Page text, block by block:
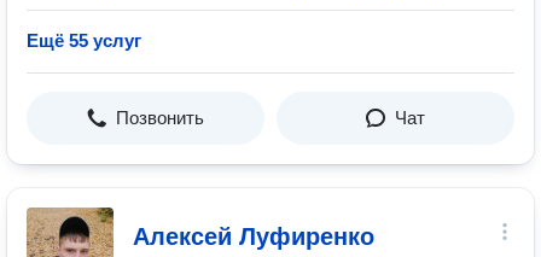
Ещё 55 услуг
Позвонить Чат
Алексей Луфиренко